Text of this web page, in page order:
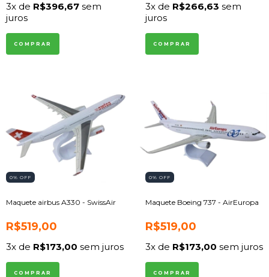
3x de R$396,67 sem
juros
3x de R$266,63 sem
juros
0% OFF
Maquete airbus A330 - SwissAir
R$519,00
3x de R$173,00 sem juros
0% OFF
Maquete Boeing 737 - AirEuropa
R$519,00
3x de R$173,00 sem juros